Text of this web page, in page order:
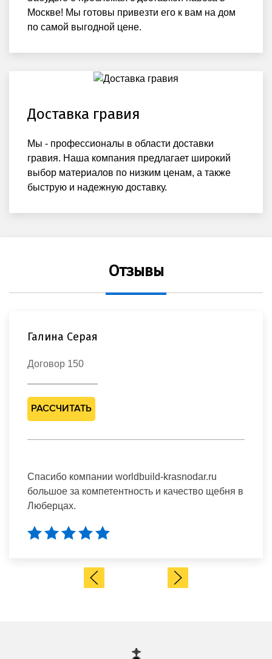
Москве! Мы готовы привезти его к вам на дом
по самой выгодной цене.
Доставка гравия
Мы - профессионалы в области доставки
гравия. Наша компания предлагает широкий
выбор материалов по низким ценам, а также
быструю и надежную доставку.
Отзывы
Галина Серая
Договор 150
РАССЧИТАТЬ
Спасибо компании worldbuild-krasnodar.ru
большое за компетентность и качество щебня в
Люберцах.